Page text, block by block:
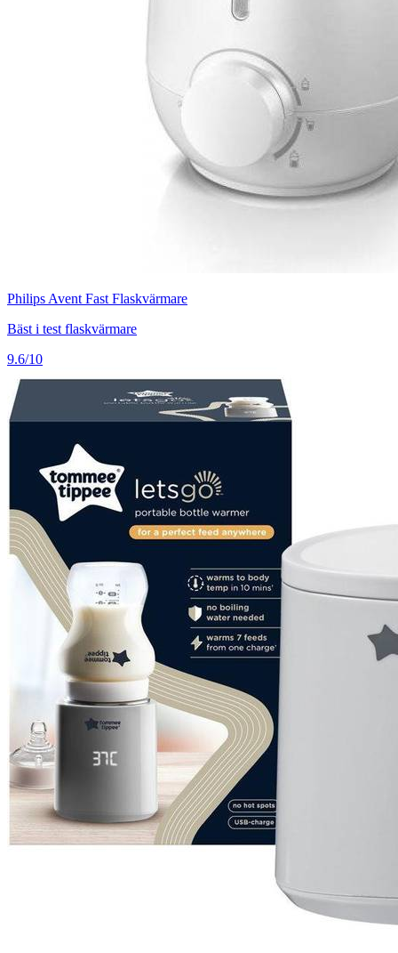
Philips Avent Fast Flaskvärmare
Bäst i test flaskvärmare
9.6/10